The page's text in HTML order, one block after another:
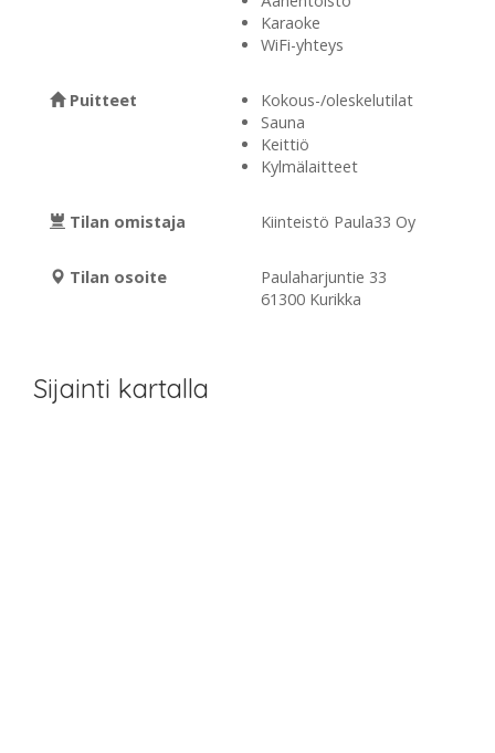
Karaoke
WiFi-yhteys
Puitteet
Kokous-/oleskelutilat
Sauna
Keittiö
Kylmälaitteet
Tilan omistaja Kiinteistö Paula33 Oy
Tilan osoite
Paulaharjuntie 33
61300 Kurikka
Sijainti kartalla